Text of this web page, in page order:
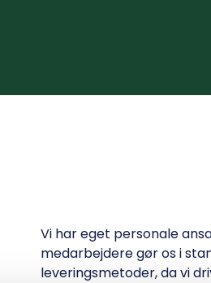
Vi har eget personale
medarbejdere gør os i
leveringsmetoder, da vi